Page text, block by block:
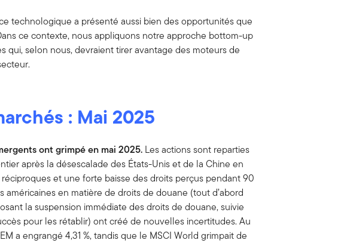
technologique a présenté aussi bien des opportunités que
ce contexte, nous appliquons notre approche bottom-up
qui, selon nous, devraient tirer avantage des moteurs de
: Mai 2025
ont grimpé en mai 2025. Les actions sont reparties
après la désescalade des États-Unis et de la Chine en
et une forte baisse des droits perçus pendant 90
américaines en matière de droits de douane (tout d’abord
la suspension immédiate des droits de douane, suivie
pour les rétablir) ont créé de nouvelles incertitudes. Au
a engrangé 4,31 %, tandis que le MSCI World grimpait de